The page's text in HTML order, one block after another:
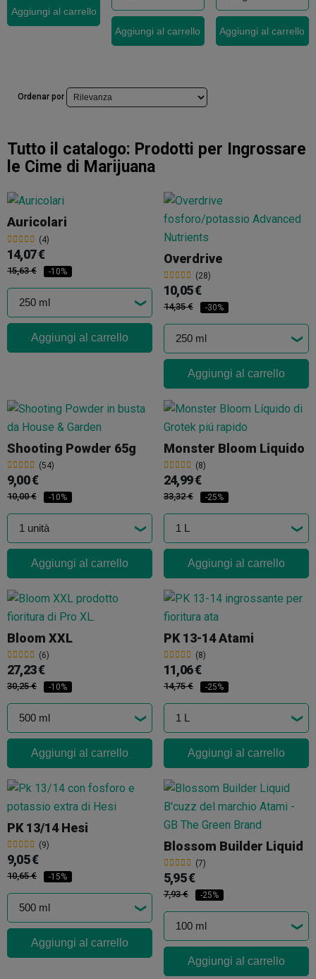
Aggiungi al carrello
Aggiungi al carrello Aggiungi al carrello
Ordenar por
Tutto il catalogo: Prodotti per Ingrossare
le Cime di Marijuana
Auricolari
(4)
14,07 €
15,63 € -10%
Aggiungi al carrello
Overdrive
(28)
10,05 €
14,35 € -30%
Aggiungi al carrello
Shooting Powder 65g
(54)
9,00 €
10,00 € -10%
Aggiungi al carrello
Monster Bloom Liquido
(8)
24,99 €
33,32 € -25%
Aggiungi al carrello
Bloom XXL
(6)
27,23 €
30,25 € -10%
Aggiungi al carrello
PK 13-14 Atami
(8)
11,06 €
14,75 € -25%
Aggiungi al carrello
PK 13/14 Hesi
(9)
9,05 €
10,65 € -15%
Aggiungi al carrello
Blossom Builder Liquid
(7)
5,95 €
7,93 € -25%
Aggiungi al carrello